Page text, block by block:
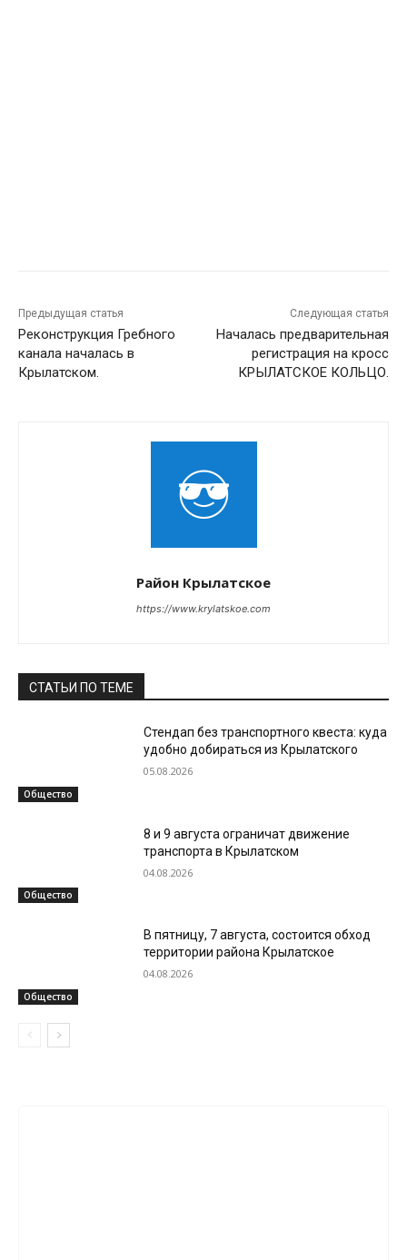
Предыдущая статья
Реконструкция Гребного
канала началась в
Крылатском.
Следующая статья
Началась предварительная
регистрация на кросс
КРЫЛАТСКОЕ КОЛЬЦО.
Район Крылатское
https://www.krylatskoe.com
СТАТЬИ ПО ТЕМЕ
Общество
Стендап без транспортного квеста: куда
удобно добираться из Крылатского
05.08.2026
Общество
8 и 9 августа ограничат движение
транспорта в Крылатском
04.08.2026
Общество
В пятницу, 7 августа, состоится обход
территории района Крылатское
04.08.2026